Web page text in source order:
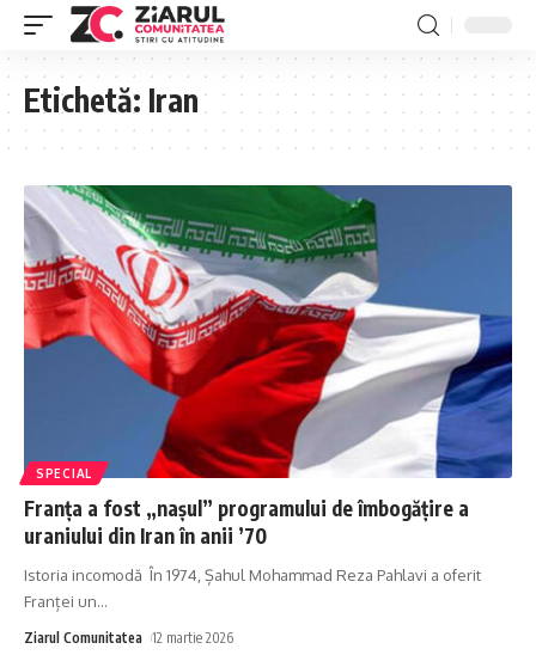
Etichetă: Iran
SPECIAL
Franța a fost „nașul” programului de îmbogățire a
uraniului din Iran în anii ’70
Istoria incomodă În 1974, Șahul Mohammad Reza Pahlavi a oferit
Franței un…
Ziarul Comunitatea 12 martie 2026